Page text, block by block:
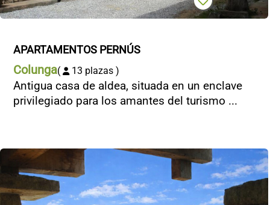
APARTAMENTOS PERNÚS
Colunga( 13 plazas )
Antigua casa de aldea, situada en un enclave
privilegiado para los amantes del turismo ...